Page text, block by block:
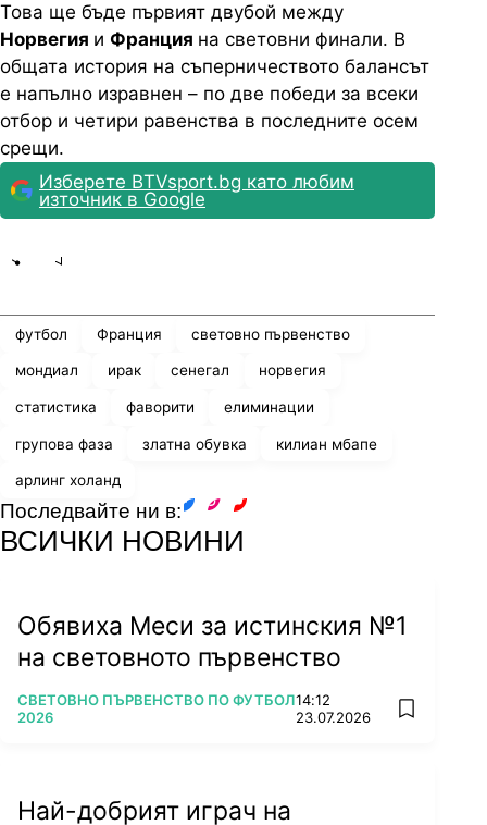
Това ще бъде първият двубой между
Норвегия и Франция на световни финали. В
общата история на съперничеството балансът
е напълно изравнен – по две победи за всеки
отбор и четири равенства в последните осем
срещи.
Изберете BTVsport.bg като любим
източник в Google
футбол Франция световно първенство
мондиал ирак сенегал норвегия
статистика фаворити елиминации
групова фаза златна обувка килиан мбапе
арлинг холанд
Последвайте ни в:
ВСИЧКИ НОВИНИ
Обявиха Меси за истинския №1
на световното първенство
ПОВЕЧЕ ОТ
СВЕТОВНО ПЪРВЕНСТВО ПО ФУТБОЛ
2026
14:12
23.07.2026
add
Най-добрият играч на